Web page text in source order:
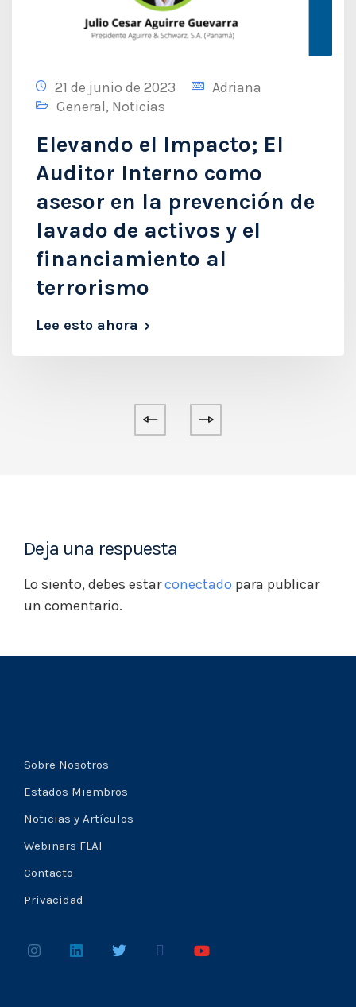
21 de junio de 2023
Adriana
General, Noticias
Elevando el Impacto; El
Auditor Interno como
asesor en la prevención de
lavado de activos y el
financiamiento al
terrorismo
Lee esto ahora
Deja una respuesta
Lo siento, debes estarconectado para publicar
un comentario.
Sobre Nosotros
Estados Miembros
Noticias y Artículos
Webinars FLAI
Contacto
Privacidad